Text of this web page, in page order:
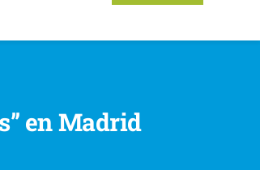
en Madrid